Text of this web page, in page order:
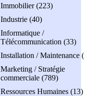
Immobilier (223)
Industrie (40)
Informatique /
Télécommunication (33)
Installation / Maintenance
Marketing / Stratégie
commerciale (789)
Ressources Humaines (13)